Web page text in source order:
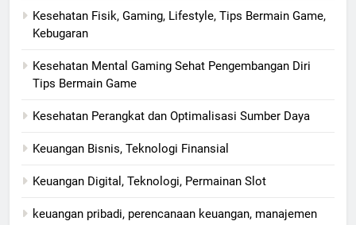
Kesehatan Fisik, Gaming, Lifestyle, Tips Bermain Game,
Kebugaran
Kesehatan Mental Gaming Sehat Pengembangan Diri
Tips Bermain Game
Kesehatan Perangkat dan Optimalisasi Sumber Daya
Keuangan Bisnis, Teknologi Finansial
Keuangan Digital, Teknologi, Permainan Slot
keuangan pribadi, perencanaan keuangan, manajemen